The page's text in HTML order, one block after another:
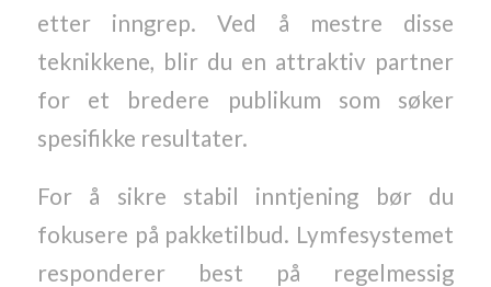
etter inngrep. Ved å mestre disse
teknikkene, blir du en attraktiv partner
for et bredere publikum som søker
spesifikke resultater.
For å sikre stabil inntjening bør du
fokusere på pakketilbud. Lymfesystemet
responderer best på regelmessig